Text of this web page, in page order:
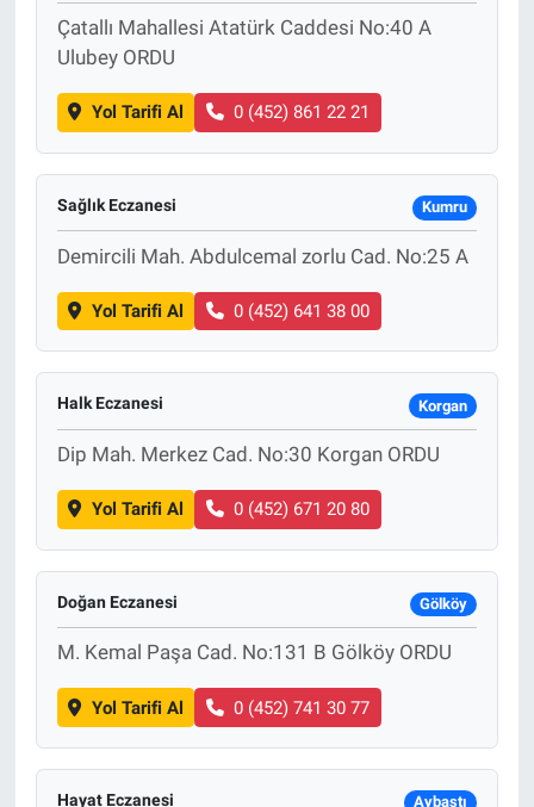
Çatallı Mahallesi Atatürk Caddesi No:40 A
Ulubey ORDU
Yol Tarifi Al 0 (452) 861 22 21
Sağlık Eczanesi Kumru
Demircili Mah. Abdulcemal zorlu Cad. No:25 A
Yol Tarifi Al 0 (452) 641 38 00
Halk Eczanesi Korgan
Dip Mah. Merkez Cad. No:30 Korgan ORDU
Yol Tarifi Al 0 (452) 671 20 80
Doğan Eczanesi Gölköy
M. Kemal Paşa Cad. No:131 B Gölköy ORDU
Yol Tarifi Al 0 (452) 741 30 77
Hayat Eczanesi Aybastı